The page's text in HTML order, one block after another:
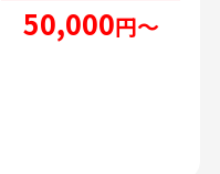
50,000円～